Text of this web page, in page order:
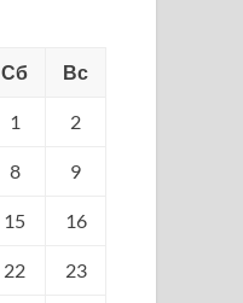
Сб Вс
1 2
8 9
15 16
22 23